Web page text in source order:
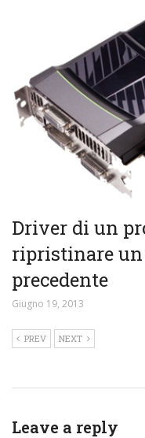
Driver di un
ripristinare
precedente
Giugno 19, 2013
PREV NEXT
Leave a reply